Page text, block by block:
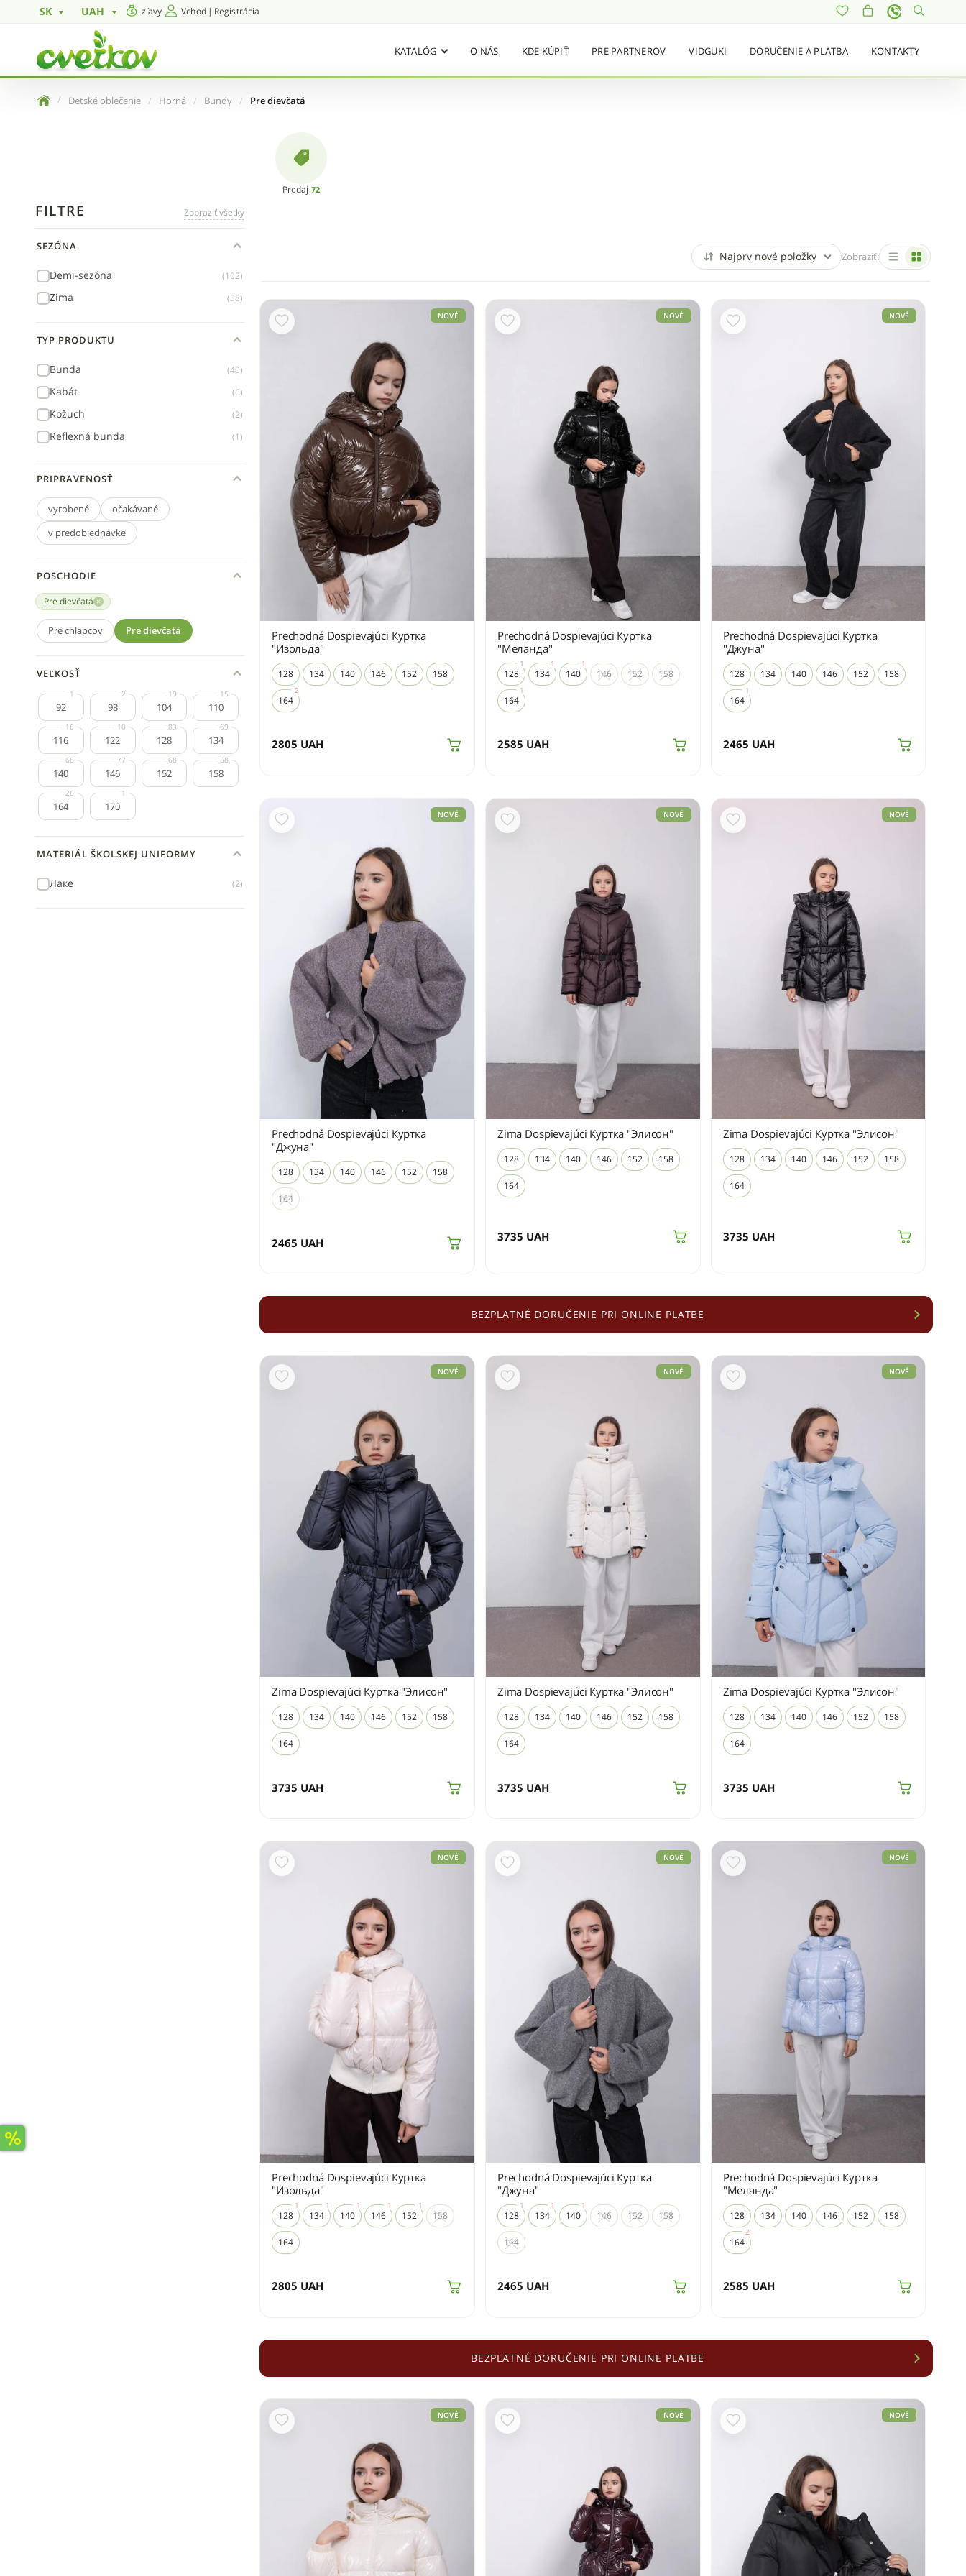
SK UAH zľavy Vchod | Registrácia
KATALÓG O NÁS KDE KÚPIŤ PRE PARTNEROV VIDGUKI DORUČENIE A PLATBA KONTAKTY
Detské oblečenie Horná Bundy Pre dievčatá
FILTRE Zobraziť všetky
SEZÓNA
Demi-sezóna (102)
Zima (58)
TYP PRODUKTU
Bunda (40)
Kabát (6)
Kožuch (2)
Reflexná bunda (1)
PRIPRAVENOSŤ
vyrobené
očakávané
v predobjednávke
POSCHODIE
Pre dievčatá
Pre chlapcov Pre dievčatá
VEĽKOSŤ
92 98 104 110
116 122 128 134
140 146 152 158
164 170
MATERIÁL ŠKOLSKEJ UNIFORMY
Лаке (2)
Predaj 72
Najprv nové položky Zobraziť:
NOVÉ
2805 UAH
Prechodná Dospievajúci Куртка
"Изольда"
128 134 140 146 152 158
164
NOVÉ
2585 UAH
Prechodná Dospievajúci Куртка
"Меланда"
128 134 140 146 152 158
164
NOVÉ
2465 UAH
Prechodná Dospievajúci Куртка
"Джуна"
128 134 140 146 152 158
164
NOVÉ
2465 UAH
Prechodná Dospievajúci Куртка
"Джуна"
128 134 140 146 152 158
164
NOVÉ
3735 UAH
Zima Dospievajúci Куртка "Элисон"
128 134 140 146 152 158
164
NOVÉ
3735 UAH
Zima Dospievajúci Куртка "Элисон"
128 134 140 146 152 158
164
BEZPLATNÉ DORUČENIE PRI ONLINE PLATBE
NOVÉ
3735 UAH
Zima Dospievajúci Куртка "Элисон"
128 134 140 146 152 158
164
NOVÉ
3735 UAH
Zima Dospievajúci Куртка "Элисон"
128 134 140 146 152 158
164
NOVÉ
3735 UAH
Zima Dospievajúci Куртка "Элисон"
128 134 140 146 152 158
164
NOVÉ
2805 UAH
Prechodná Dospievajúci Куртка
"Изольда"
128 134 140 146 152 158
164
NOVÉ
2465 UAH
Prechodná Dospievajúci Куртка
"Джуна"
128 134 140 146 152 158
164
NOVÉ
2585 UAH
Prechodná Dospievajúci Куртка
"Меланда"
128 134 140 146 152 158
164
BEZPLATNÉ DORUČENIE PRI ONLINE PLATBE
NOVÉ NOVÉ NOVÉ